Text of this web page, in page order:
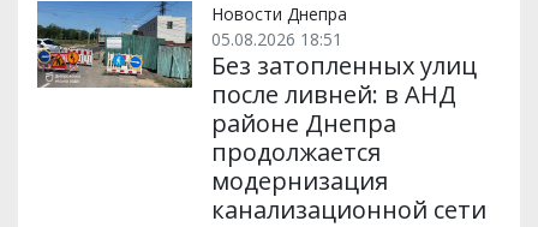
Новости Днепра
05.08.2026 18:51
Без затопленных улиц
после ливней: в АНД
районе Днепра
продолжается
модернизация
канализационной сети